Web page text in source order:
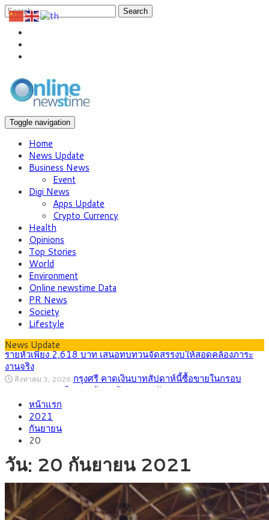
Search
Toggle navigation
Home
News Update
Business News
Event
Digi News
Apps Update
Crypto Currency
Health
Opinions
Top Stories
World
Environment
Online newstime Data
PR News
Society
Lifestyle
News Update
สิงหาคม 3, 2026 กรุงศรี คาดเงินบาทสัปดาห์นี้ซื้อขายในกรอบ
33.00-33.60 ติดตามข้อมูลจ้างงานสหรัฐฯ
เดินหน้า 5 ยุทธศาสตร์ รื้อโครงสร้างเศรษฐกิจ ดันไทยโตเต็ม
ศักยภาพ
กรกฎาคม 27, 2026
ติดลายการ์ตูน กรมศุลกากร เตือนผู้ปกครองเฝ้าระวัง หลังยึดล็อต
ใหญ่จากเยอรมนี
กรกฎาคม 27, 2026 กรุงศรี คาดเงินบาทสัปดาห์นี้ (27–31 ก.ค.
สิงหาคม 5, 2026 ครม.ไฟเขียวหลักการ ร่าง พ.ร.ฎ. เปิดทาง รฟม.เดิน
หน้ารถไฟฟ้าสงขลา โมโนเรล 12.54 กม. เชื่อมเมืองหาดใหญ่
หน้าแรก
2021
กันยายน
20
วัน: 20 กันยายน 2021